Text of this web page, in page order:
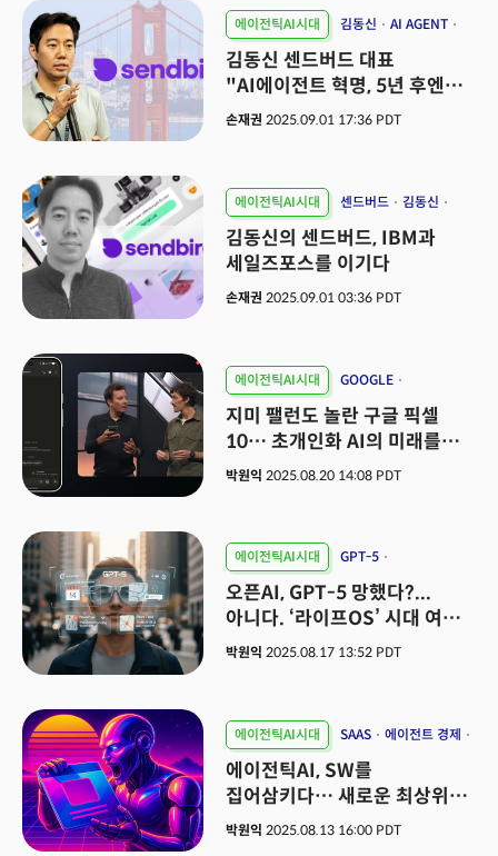
에이전틱AI시대 김동신
AI AGENT
MCP
김동신 센드버드 대표
"AI에이전트 혁명, 5년 후엔
기존 사업 무의미"
손재권 2025.09.01 17:36 PDT
에이전틱AI시대 센드버드
김동신
AI AGENT
김동신의 센드버드, IBM과
세일즈포스를 이기다
손재권 2025.09.01 03:36 PDT
에이전틱AI시대
GOOGLE
AI 하드웨어
AGENTIC AI
지미 팰런도 놀란 구글 픽셀
10… 초개인화 AI의 미래를
열다
박원익 2025.08.20 14:08 PDT
에이전틱AI시대
GPT-5
AGENT ECONOMY
AGENTIC AI
오픈AI, GPT-5 망했다?...
아니다. ‘라이프OS’ 시대 여는
첫 관문된다
박원익 2025.08.17 13:52 PDT
에이전틱AI시대 SAAS
에이전트 경제
AGENT AI
에이전틱AI, SW를
집어삼키다… 새로운 최상위
포식자의 등장
박원익 2025.08.13 16:00 PDT